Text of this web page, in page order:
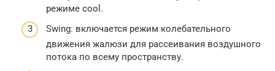
режиме cool.
Swing: включается режим колебательного
движения жалюзи для рассеивания воздушного
потока по всему пространству.